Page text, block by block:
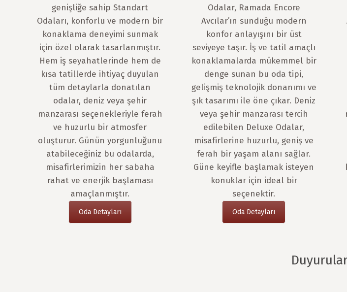
genişliğe sahip Standart
Odaları, konforlu ve modern bir
konaklama deneyimi sunmak
için özel olarak tasarlanmıştır.
Hem iş seyahatlerinde hem de
kısa tatillerde ihtiyaç duyulan
tüm detaylarla donatılan
odalar, deniz veya şehir
manzarası seçenekleriyle ferah
ve huzurlu bir atmosfer
oluşturur. Günün yorgunluğunu
atabileceğiniz bu odalarda,
misafirlerimizin her sabaha
rahat ve enerjik başlaması
amaçlanmıştır.
Oda Detayları
Odalar, Ramada Encore
Avcılar’ın sunduğu modern
konfor anlayışını bir üst
seviyeye taşır. İş ve tatil amaçlı
konaklamalarda mükemmel bir
denge sunan bu oda tipi,
gelişmiş teknolojik donanımı ve
şık tasarımı ile öne çıkar. Deniz
veya şehir manzarası tercih
edilebilen Deluxe Odalar,
misafirlerine huzurlu, geniş ve
ferah bir yaşam alanı sağlar.
Güne keyifle başlamak isteyen
konuklar için ideal bir
seçenektir.
Oda Detayları